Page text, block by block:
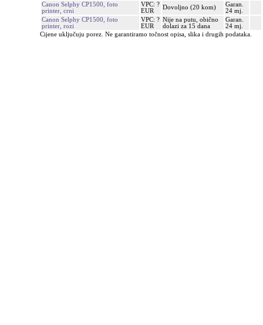
Canon Selphy CP1500, foto
printer, crni
VPC: ?
EUR
Dovoljno (20 kom)
Garan.
24 mj.
Canon Selphy CP1500, foto
printer, rozi
VPC: ?
EUR
Nije na putu, obično
dolazi za 15 dana
Garan.
24 mj.
Cijene uključuju porez. Ne garantiramo točnost opisa, slika i drugih podataka.